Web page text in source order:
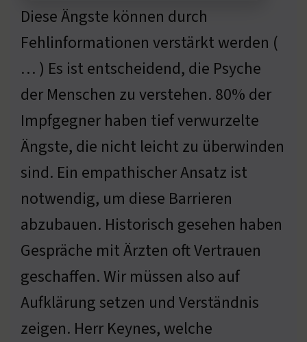
Diese Ängste können durch
Fehlinformationen verstärkt werden (
… ) Es ist entscheidend, die Psyche
der Menschen zu verstehen. 80% der
Impfgegner haben tief verwurzelte
Ängste, die nicht leicht zu überwinden
sind. Ein empathischer Ansatz ist
notwendig, um diese Barrieren
abzubauen. Historisch gesehen haben
Gespräche mit Ärzten oft Vertrauen
geschaffen. Wir müssen also auf
Aufklärung setzen und Verständnis
zeigen. Herr Keynes, welche